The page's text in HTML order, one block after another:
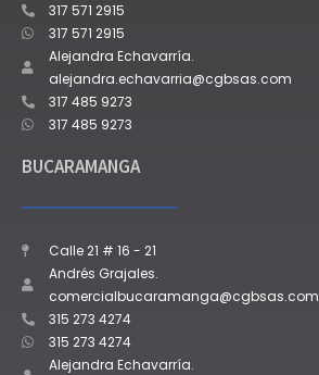
317 571 2915
317 571 2915
Alejandra Echavarría.
alejandra.echavarria@cgbsas.com
317 485 9273
317 485 9273
BUCARAMANGA
Calle 21 # 16 - 21
Andrés Grajales.
comercialbucaramanga@cgbsas.com
315 273 4274
315 273 4274
Alejandra Echavarría.